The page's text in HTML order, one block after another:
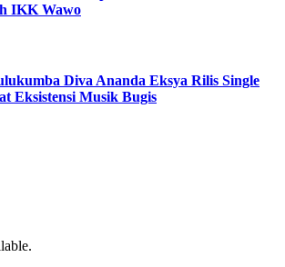
IKK Wawo
Diva Ananda Eksya Rilis Single
Eksistensi Musik Bugis